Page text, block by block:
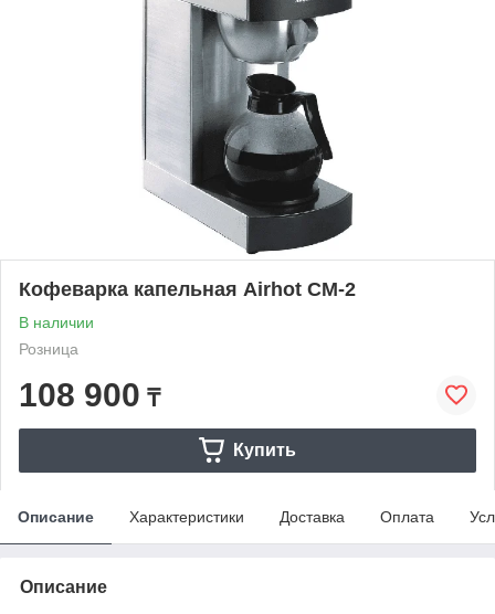
Кофеварка капельная Airhot CM-2
В наличии
Розница
108 900 ₸
Купить
Описание Характеристики Доставка Оплата
Описание